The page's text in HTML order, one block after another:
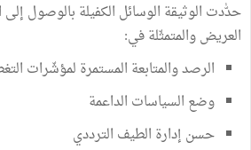
حدّٰدت الوثيقة الوسائل الكفيلة بالوصول إلى
العريض والمتمثّلة في:
الرصد والمتابعة المستمرة لمؤشّرات
وضع السياسات الداعمة
حسن إدارة الطيف الترددي